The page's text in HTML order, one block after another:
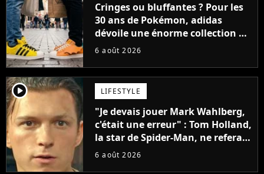
Cringes ou bluffantes ? Pour les
30 ans de Pokémon, adidas
dévoile une énorme collection de
sneakers et je ne sais pas quoi en
6 août 2026
player2 LIFESTYLE
"Je devais jouer Mark Wahlberg,
c'était une erreur" : Tom Holland,
la star de Spider-Man, ne referait
pas ce blockbuster
6 août 2026